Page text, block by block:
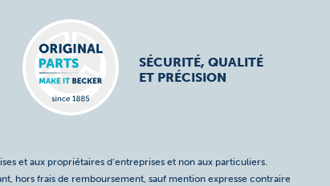
SÉCURITÉ, QUALITÉ
ET PRÉCISION
et aux propriétaires d’entreprises et non aux particuliers.
hors frais de remboursement, sauf mention expresse contraire